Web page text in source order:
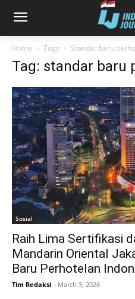
Home Tags Standar baru
Tag: standar baru
Sosial
Raih Lima Sertifikasi
Mandarin Oriental
Baru Perhotelan
Tim Redaksi - March 3, 2026